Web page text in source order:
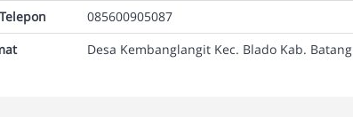
085600905087
Desa Kembanglangit Kec. Blado Kab. Batang